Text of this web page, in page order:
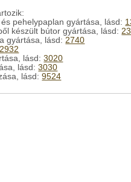
pehelypaplan gyártása, lásd:
készült bútor gyártása, lásd:
gyártása, lásd:2740
2932
lásd:3020
lásd:3030
lásd:9524